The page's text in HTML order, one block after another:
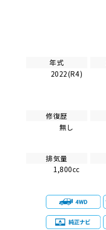
年式
2022(R4)
修復歴
無し
排気量
1,800cc